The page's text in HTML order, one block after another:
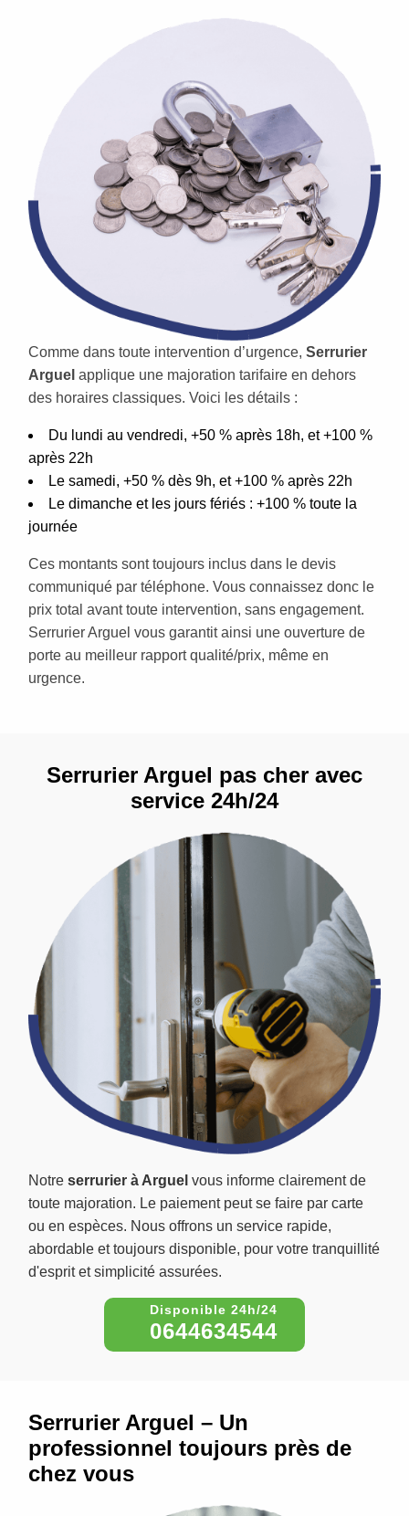
Comme dans toute intervention d’urgence, Serrurier
Arguel applique une majoration tarifaire en dehors
des horaires classiques. Voici les détails :
Du lundi au vendredi, +50 % après 18h, et +100 %
après 22h
Le samedi, +50 % dès 9h, et +100 % après 22h
Le dimanche et les jours fériés : +100 % toute la
journée
Ces montants sont toujours inclus dans le devis
communiqué par téléphone. Vous connaissez donc le
prix total avant toute intervention, sans engagement.
Serrurier Arguel vous garantit ainsi une ouverture de
porte au meilleur rapport qualité/prix, même en
urgence.
Notre serrurier à Arguel vous informe clairement de
toute majoration. Le paiement peut se faire par carte
ou en espèces. Nous offrons un service rapide,
abordable et toujours disponible, pour votre tranquillité
d'esprit et simplicité assurées.
0644634544
Serrurier Arguel pas cher avec
service 24h/24
Serrurier Arguel – Un
professionnel toujours près de
chez vous